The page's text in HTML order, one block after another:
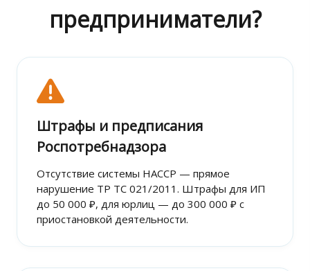
предприниматели?
Штрафы и предписания
Роспотребнадзора
Отсутствие системы HACCP — прямое
нарушение ТР ТС 021/2011. Штрафы для ИП
до 50 000 ₽, для юрлиц — до 300 000 ₽ с
приостановкой деятельности.